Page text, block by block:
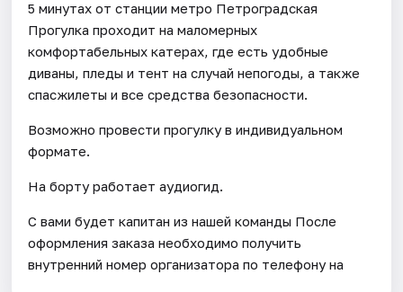
5 минутах от станции метро Петроградская
Прогулка проходит на маломерных
комфортабельных катерах, где есть удобные
диваны, пледы и тент на случай непогоды, а также
спасжилеты и все средства безопасности.
Возможно провести прогулку в индивидуальном
формате.
На борту работает аудиогид.
С вами будет капитан из нашей команды После
оформления заказа необходимо получить
внутренний номер организатора по телефону на